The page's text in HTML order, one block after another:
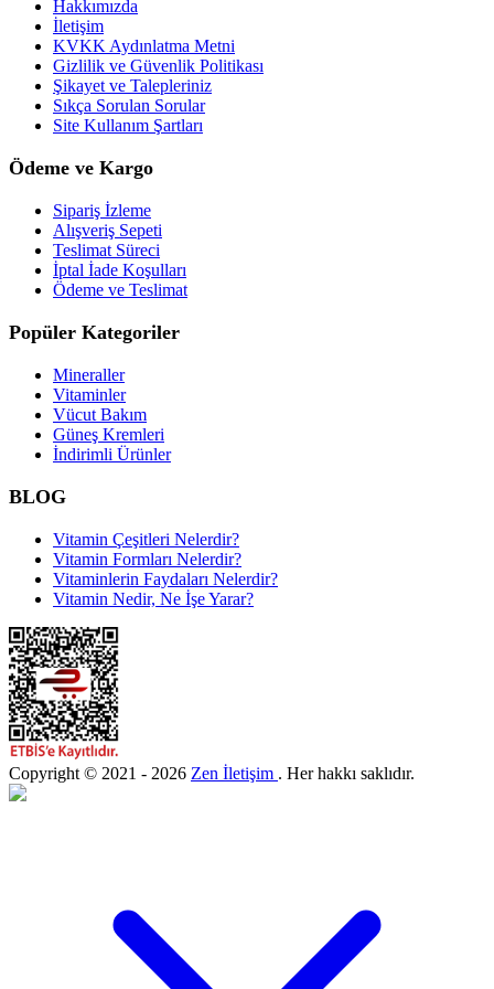
Hakkımızda
İletişim
KVKK Aydınlatma Metni
Gizlilik ve Güvenlik Politikası
Şikayet ve Talepleriniz
Sıkça Sorulan Sorular
Site Kullanım Şartları
Ödeme ve Kargo
Sipariş İzleme
Alışveriş Sepeti
Teslimat Süreci
İptal İade Koşulları
Ödeme ve Teslimat
Popüler Kategoriler
Mineraller
Vitaminler
Vücut Bakım
Güneş Kremleri
İndirimli Ürünler
BLOG
Vitamin Çeşitleri Nelerdir?
Vitamin Formları Nelerdir?
Vitaminlerin Faydaları Nelerdir?
Vitamin Nedir, Ne İşe Yarar?
Copyright © 2021 - 2026 Zen İletişim . Her hakkı saklıdır.